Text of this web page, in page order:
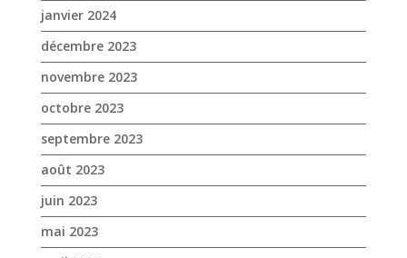
août 2023
juin 2023
mai 2023
avril 2023
mars 2023
janvier 2023
décembre 2022
novembre 2022